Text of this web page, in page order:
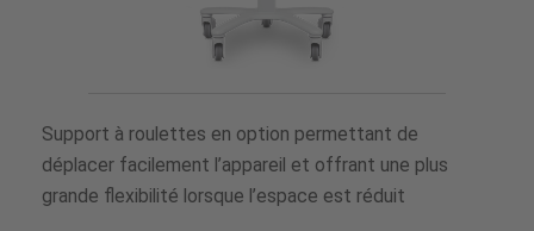
Support à roulettes en option permettant de
déplacer facilement l’appareil et offrant une plus
grande flexibilité lorsque l’espace est réduit